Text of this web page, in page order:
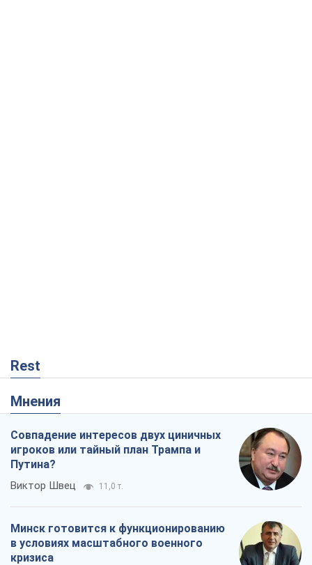
Rest
Мнения
Совпадение интересов двух циничных
игроков или тайный план Трампа и
Путина?
Виктор Швец 11,0 т.
Минск готовится к функционированию
в условиях масштабного военного
кризиса